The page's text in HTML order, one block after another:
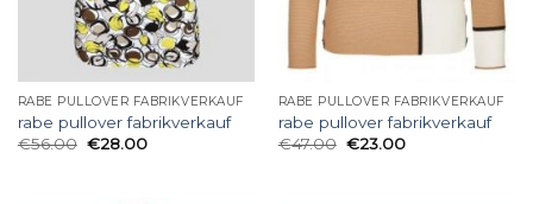
RABE PULLOVER FABRIKVERKAUF
rabe pullover fabrikverkauf
€56.00 €28.00
RABE PULLOVER FABRIKVERKAUF
rabe pullover fabrikverkauf
€47.00 €23.00